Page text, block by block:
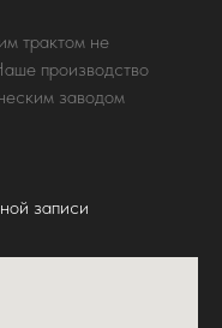
трактом не
производство
заводом
записи